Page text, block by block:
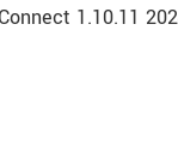
1.10.11